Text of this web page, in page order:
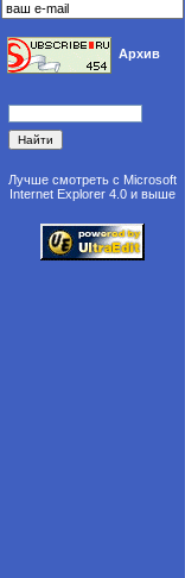
Архив
Лучше смотреть с Microsoft
Internet Explorer 4.0 и выше